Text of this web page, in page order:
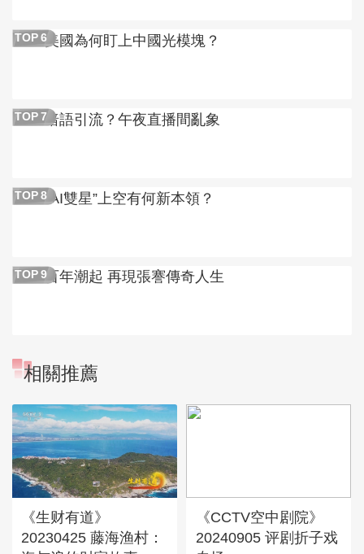
TOP 6美國為何盯上中國光模塊？
TOP 7暗語引流？午夜直播間亂象
TOP 8“AI雙星”上空有何新本領？
TOP 9百年潮起 再現張謇傳奇人生
相關推薦
《生财有道》
20230425 藤海渔村：
《CCTV空中剧院》
20240905 评剧折子戏